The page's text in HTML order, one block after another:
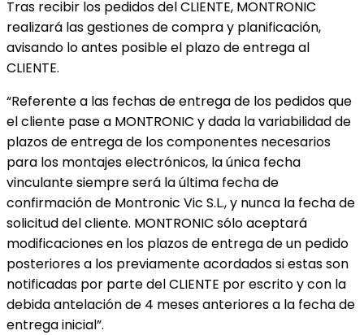
Tras recibir los pedidos del CLIENTE, MONTRONIC
realizará las gestiones de compra y planificación,
avisando lo antes posible el plazo de entrega al
CLIENTE.
“Referente a las fechas de entrega de los pedidos que
el cliente pase a MONTRONIC y dada la variabilidad de
plazos de entrega de los componentes necesarios
para los montajes electrónicos, la única fecha
vinculante siempre será la última fecha de
confirmación de Montronic Vic S.L., y nunca la fecha de
solicitud del cliente. MONTRONIC sólo aceptará
modificaciones en los plazos de entrega de un pedido
posteriores a los previamente acordados si estas son
notificadas por parte del CLIENTE por escrito y con la
debida antelación de 4 meses anteriores a la fecha de
entrega inicial”.